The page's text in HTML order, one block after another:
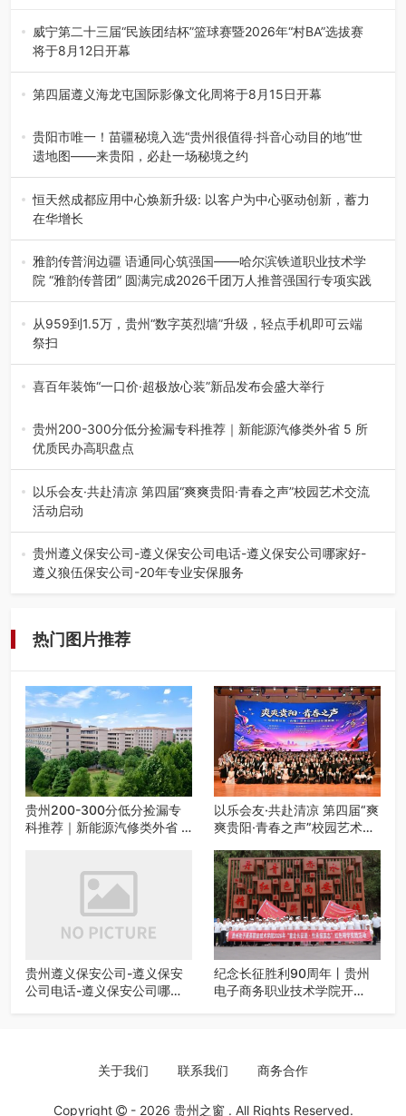
威宁第二十三届“民族团结杯”篮球赛暨2026年“村BA”选拔赛
将于8月12日开幕
8月7日，威宁彝族回族苗族自治县第二十三届“民族团结
杯”篮球赛暨2026年“村B…
第四届遵义海龙屯国际影像文化周将于8月15日开幕
界文化遗产地海龙屯核心景区…
贵阳市唯一！苗疆秘境入选“贵州很值得·抖音心动目的地”世
遗地图——来贵阳，必赴一场秘境之约
2026年7月21日，2026年“贵州很值得”暨抖音“心动目的
地”（贵州站）主题…
恒天然成都应用中心焕新升级: 以客户为中心驱动创新，蓄力
在华增长
融合全球研发实力与本土洞察，深化客户共创，赋能西南市
场创新发展 （7月27日，成…
雅韵传普润边疆 语通同心筑强国——哈尔滨铁道职业技术学
院 “雅韵传普团” 圆满完成2026千团万人推普强国行专项实践
为扎实推进2026“千团万人推普强国行”大学生暑期社会实
践，牢牢紧扣 “雅韵传普…
从959到1.5万，贵州“数字英烈墙”升级，轻点手机即可云端
祭扫
八一建军节到来之际，由贵州省退役军人事务厅指导，贵阳
市退役军人事务局联合贵州广电…
喜百年装饰“一口价·超极放心装”新品发布会盛大举行
会在贵阳隆重举行。…
贵州200-300分低分捡漏专科推荐｜新能源汽修类外省 5 所
优质民办高职盘点
在贵州省高考志愿填报体系中，200至300分数段考生可选择
的省内工科、新能源汽车…
以乐会友·共赴清凉 第四届“爽爽贵阳·青春之声”校园艺术交流
活动启动
七月的贵阳，清风送爽，第四届“爽爽贵阳·青春之声”校园管
弦乐（合唱）艺术交流活动…
贵州遵义保安公司-遵义保安公司电话-遵义保安公司哪家好-
遵义狼伍保安公司-20年专业安保服务
热门图片推荐
贵州200-300分低分捡漏专
科推荐｜新能源汽修类外省 5
以乐会友·共赴清凉 第四届“爽
爽贵阳·青春之声”校园艺术交
贵州遵义保安公司-遵义保安
公司电话-遵义保安公司哪家
纪念长征胜利90周年丨贵州
电子商务职业技术学院开
关于我们 联系我们 商务合作
Copyright - 2026 贵州之窗 . All Rights Reserved.